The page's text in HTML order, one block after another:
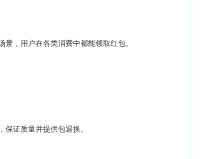
，用户在各类消费中都能领取红包。
证质量并提供包退换。